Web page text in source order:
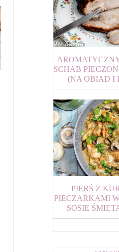
SCHAB
(NA OBIAD I
PIERŚ Z
PIECZARKAMI
SOSIE